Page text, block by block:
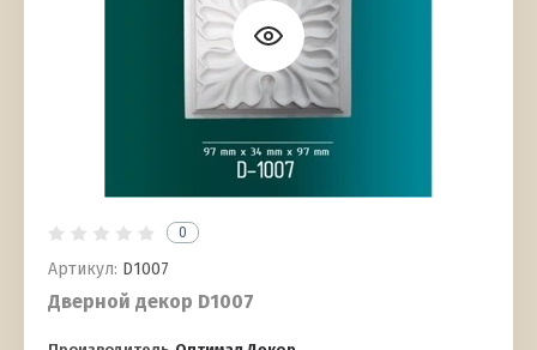
0
Артикул: D1007
Дверной декор D1007